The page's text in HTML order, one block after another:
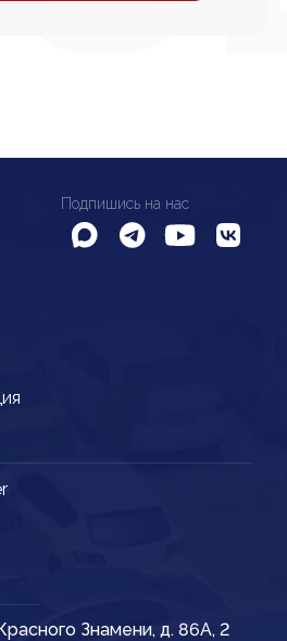
Подпишись на нас
Знамени, д. 86А, 2